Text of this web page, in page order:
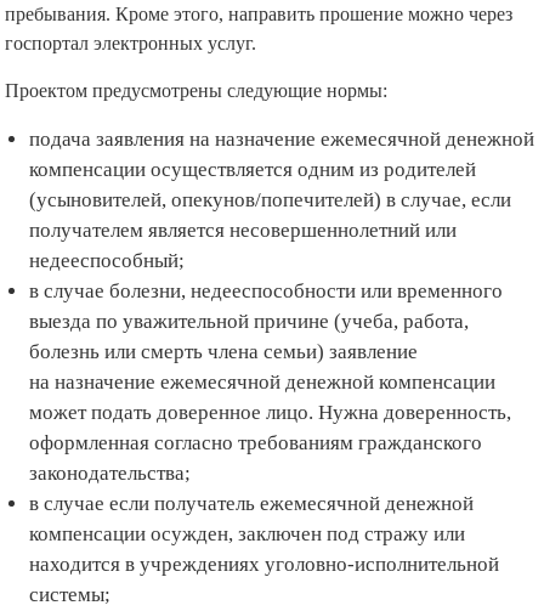
пребывания. Кроме этого, направить прошение можно через
госпортал электронных услуг.
Проектом предусмотрены следующие нормы:
подача заявления на назначение ежемесячной денежной
компенсации осуществляется одним из родителей
(усыновителей, опекунов/попечителей) в случае, если
получателем является несовершеннолетний или
недееспособный;
в случае болезни, недееспособности или временного
выезда по уважительной причине (учеба, работа,
болезнь или смерть члена семьи) заявление
на назначение ежемесячной денежной компенсации
может подать доверенное лицо. Нужна доверенность,
оформленная согласно требованиям гражданского
законодательства;
в случае если получатель ежемесячной денежной
компенсации осужден, заключен под стражу или
находится в учреждениях уголовно-исполнительной
системы;